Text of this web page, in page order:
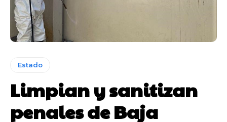
Estado
Limpian y sanitizan
penales de Baja